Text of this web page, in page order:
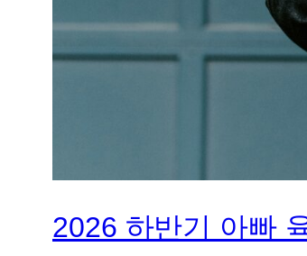
2026 하반기 아빠